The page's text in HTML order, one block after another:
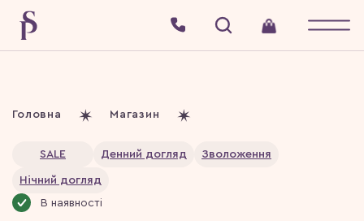
Головна Магазин
SALE Денний догляд Зволоження
Нічний догляд
В наявності